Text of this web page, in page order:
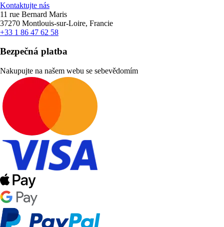
Kontaktujte nás
11 rue Bernard Maris
37270 Montlouis-sur-Loire, Francie
+33 1 86 47 62 58
Bezpečná platba
Nakupujte na našem webu se sebevědomím